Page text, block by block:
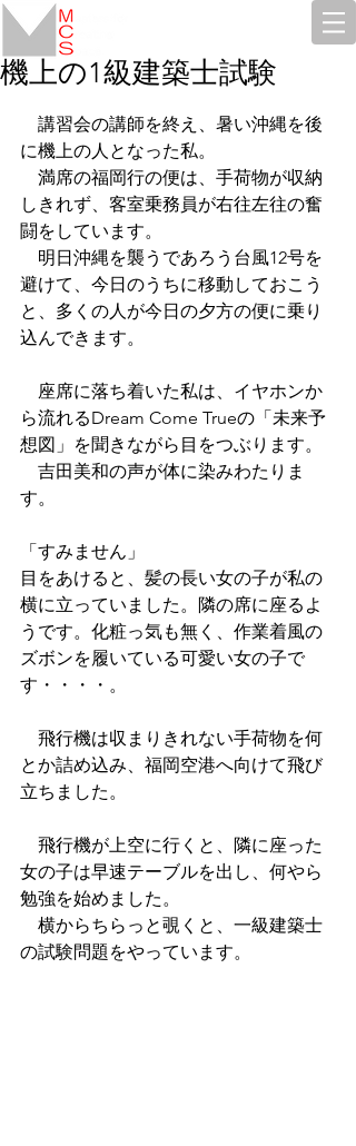
機上の1級建築士試験
講習会の講師を終え、暑い沖縄を後
に機上の人となった私。
満席の福岡行の便は、手荷物が収納
しきれず、客室乗務員が右往左往の奮
闘をしています。
明日沖縄を襲うであろう台風12号を
避けて、今日のうちに移動しておこう
と、多くの人が今日の夕方の便に乗り
込んできます。
座席に落ち着いた私は、イヤホンか
ら流れるDream Come Trueの「未来予
想図」を聞きながら目をつぶります。
吉田美和の声が体に染みわたりま
す。
「すみません」
目をあけると、髪の長い女の子が私の
横に立っていました。隣の席に座るよ
うです。化粧っ気も無く、作業着風の
ズボンを履いている可愛い女の子で
す・・・・。
飛行機は収まりきれない手荷物を何
とか詰め込み、福岡空港へ向けて飛び
立ちました。
飛行機が上空に行くと、隣に座った
女の子は早速テーブルを出し、何やら
勉強を始めました。
横からちらっと覗くと、一級建築士
の試験問題をやっています。